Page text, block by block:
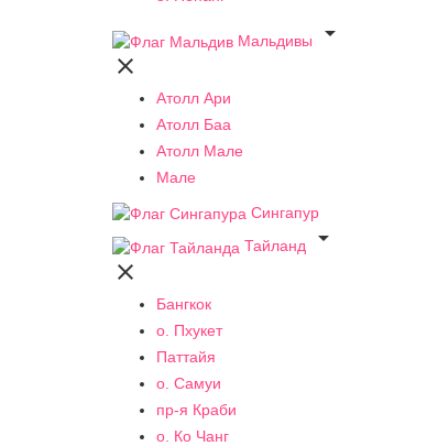
Мальдивы


Атолл Ари
Атолл Баа
Атолл Мале
Мале
Сингапур
Тайланд


Бангкок
о. Пхукет
Паттайя
о. Самуи
пр-я Краби
о. Ко Чанг